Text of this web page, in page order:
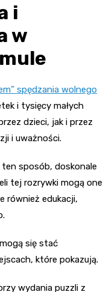
i
w
spędzania wolnego
i tysięcy małych
dzieci, jak i przez
i uważności.
ten sposób, doskonale
tej rozrywki mogą one
również edukacji,
się stać
które pokazują.
wydania puzzli z